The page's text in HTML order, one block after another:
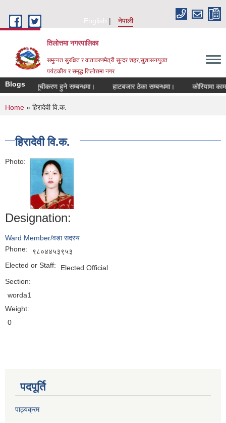
English
नेपाली
तिलोत्तमा नगरपालिका
समुन्नत सुरक्षित र वातावरणमैत्री सुन्दर शहर,सुशासनयुक्त
पर्यटकीय र समृद्ध तिलाेत्तमा नगर
Blogsसूचीकरण हुने सम्बन्धमा। हाटबजार ठेका सम्बन्धमा। कोरियामा काम
You are here
Home » हिरादेवी वि.क.
हिरादेवी वि.क.
Photo:
Designation:
Ward Member/वडा सदस्य
Phone:
९८०४४५३९५३
Elected or Staff:
Elected Official
Section:
worda1
Weight:
0
पदपूर्ति
पाठ्यक्रम